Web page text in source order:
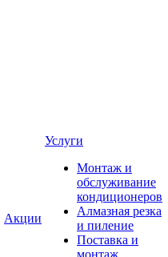
Акции
Услуги
Монтаж и
обслуживание
кондиционеров
Алмазная резка
и пиление
Поставка и
монтаж